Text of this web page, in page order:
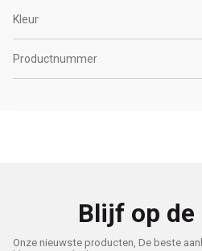
Kleur
Productnummer
Blijf op de
Onze nieuwste producten, De beste